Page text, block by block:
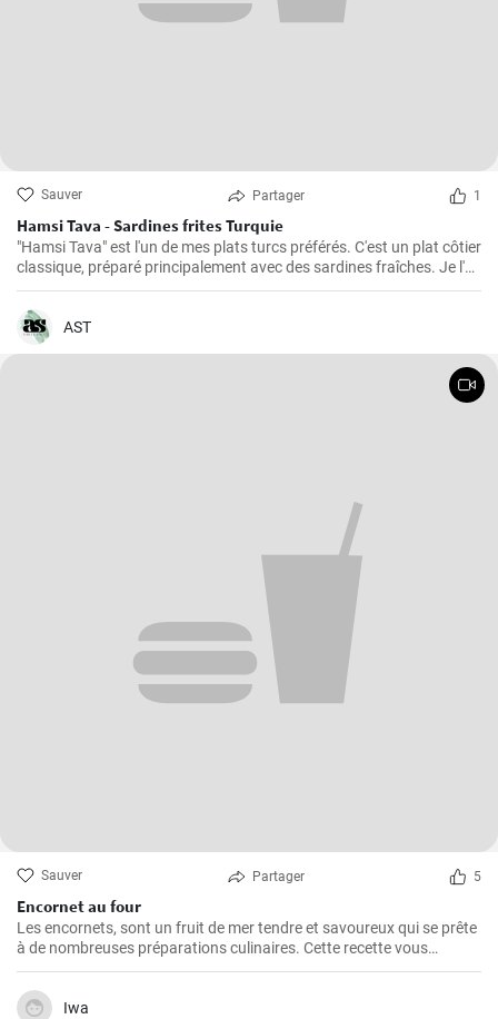
Sauver Partager 1
Hamsi Tava - Sardines frites Turquie
"Hamsi Tava" est l'un de mes plats turcs préférés. C'est un plat côtier
classique, préparé principalement avec des sardines fraîches. Je l'ai
découvert pour la première fois lors de mon voyage sur la côte de la
mer Noire en Turquie et j'ai été impressionné par sa simplicité et son
goût délicieux. Les sardines sont tournées dans de la semoule de
maïs et frites jusqu'à ce qu'elles soient croustillantes.
AST
Sauver Partager 5
Encornet au four
Les encornets, sont un fruit de mer tendre et savoureux qui se prête
à de nombreuses préparations culinaires. Cette recette vous
guidera à travers les étapes pour préparer des encornets farcis avec
une garniture de légumes et de riz.
Iwa